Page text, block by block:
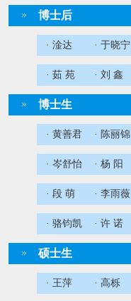
博士后
· 淦达 · 于晓宁
· 茹 苑 · 刘 鑫
博士生
· 黄善君 · 陈丽锦
· 岑舒怡 · 杨 阳
· 段 萌 · 李雨薇
· 骆钧凯 · 许 诺
硕士生
· 王萍 · 高栎